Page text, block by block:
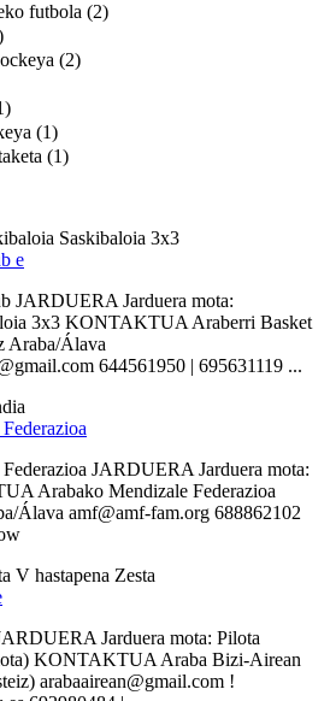
futbola (2)
(2)
(1)
(1)
Saskibaloia 3x3
e
JARDUERA Jarduera mota:
3x3 KONTAKTUA Araberri Basket
Araba/Álava
644561950 | 695631119 ...
JARDUERA Jarduera mota:
Arabako Mendizale Federazioa
Álava amf@amf-fam.org 688862102
V hastapena Zesta
Jarduera mota: Pilota
KONTAKTUA Araba Bizi-Airean
arabaairean@gmail.com !